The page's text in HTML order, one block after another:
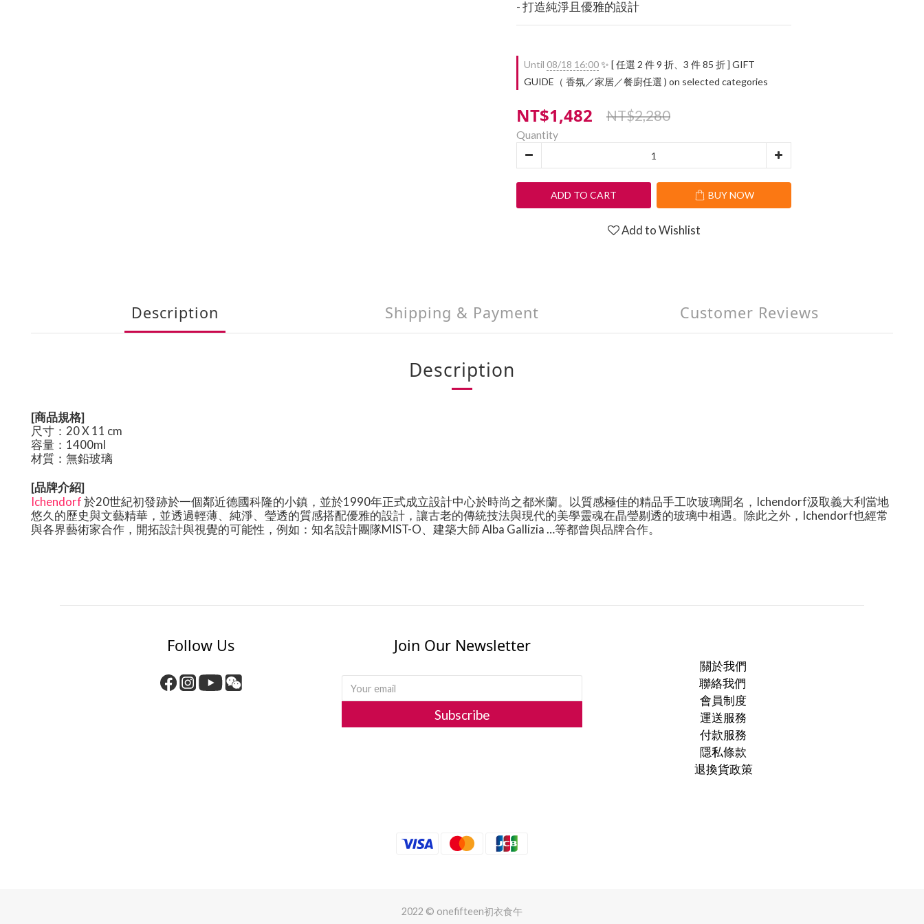
- 打造純淨且優雅的設計
Until 08/18 16:00✨ [ 任選 2 件 9 折、3 件 85 折 ] GIFT
GUIDE（ 香氛／家居／餐廚任選 ) on selected categories
NT$1,482 NT$2,280
Quantity
ADD TO CART BUY NOW
Add to Wishlist
Description Shipping & Payment Customer Reviews
Description
[商品規格]
尺寸： 20 X 11 cm
容量：1400ml
材質：無鉛玻璃
[品牌介紹]
Ichendorf於20世紀初發跡於一個鄰近德國科隆的小鎮 ，並於1990年正式成立設計中心於時尚之都米蘭。 以質感極佳的精品手工吹玻璃聞名， Ichendorf汲取義大利當地
悠久的歷史與文藝精華，並透過輕薄、純淨、瑩透的質感搭配優雅的設計，讓古老的傳統技法與現代的美學靈魂在晶瑩剔透的玻璃中相遇。除此之外， Ichendorf也經常
與各界藝術家合作，開拓設計與視覺的可能性，例如：知名設計團隊MIST-O、建築大師Alba Gallizia …等都曾與品牌合作。
Follow Us Join Our Newsletter
Subscribe
關於我們
聯絡我們
會員制度
運送服務
付款服務
隱私條款
退換貨政策
2022 © onefifteen初衣食午